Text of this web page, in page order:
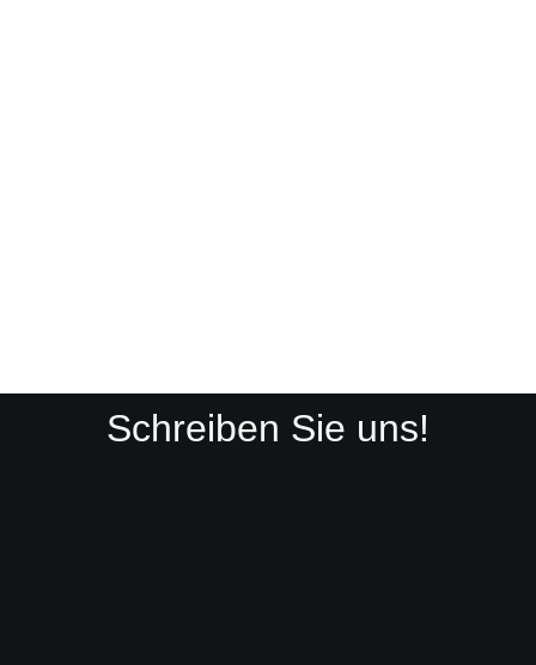
Schreiben Sie uns!